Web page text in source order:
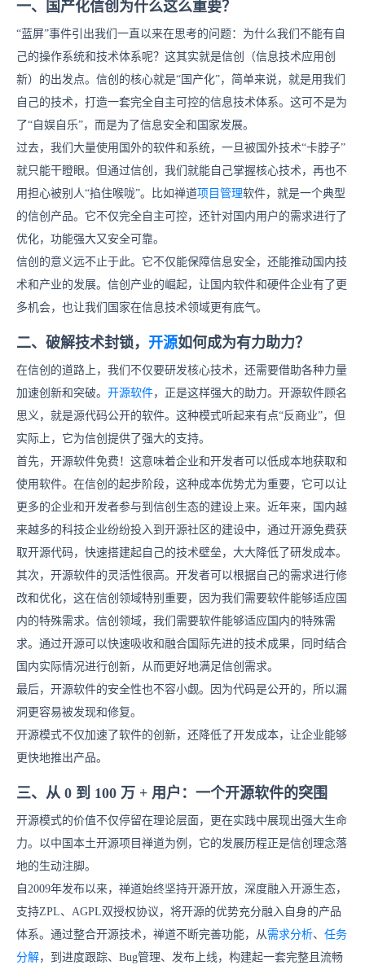
一、国产化信创为什么这么重要？
“蓝屏”事件引出我们一直以来在思考的问题：为什么我们不能有自
己的操作系统和技术体系呢？这其实就是信创（信息技术应用创
新）的出发点。信创的核心就是“国产化”，简单来说，就是用我们
自己的技术，打造一套完全自主可控的信息技术体系。这可不是为
了“自娱自乐”，而是为了信息安全和国家发展。
过去，我们大量使用国外的软件和系统，一旦被国外技术“卡脖子”
就只能干瞪眼。但通过信创，我们就能自己掌握核心技术，再也不
用担心被别人“掐住喉咙”。比如禅道项目管理软件， 就是一个典型
的信创产品。它不仅完全自主可控，还针对国内用户的需求进行了
优化，功能强大又安全可靠。
信创的意义远不止于此。它不仅能保障信息安全，还能推动国内技
术和产业的发展。信创产业的崛起，让国内软件和硬件企业有了更
多机会，也让我们国家在信息技术领域更有底气。
二、破解技术封锁， 开源如何成为有力助力？
在信创的道路上，我们不仅要研发核心技术，还需要借助各种力量
加速创新和突破。 开源软件，正是这样强大的助力。 开源软件顾名
思义，就是源代码公开的软件。这种模式听起来有点“反商业”，但
实际上，它为信创提供了强大的支持。
首先，开源软件免费！这意味着企业和开发者可以低成本地获取和
使用软件。在信创的起步阶段，这种成本优势尤为重要，它可以让
更多的企业和开发者参与到信创生态的建设上来。近年来，国内越
来越多的科技企业纷纷投入到开源社区的建设中，通过开源免费获
取开源代码，快速搭建起自己的技术壁垒，大大降低了研发成本。
其次，开源软件的灵活性很高。开发者可以根据自己的需求进行修
改和优化，这在信创领域特别重要，因为我们需要软件能够适应国
内的特殊需求。信创领域，我们需要软件能够适应国内的特殊需
求。通过开源可以快速吸收和融合国际先进的技术成果，同时结合
国内实际情况进行创新，从而更好地满足信创需求。
最后，开源软件的安全性也不容小觑。因为代码是公开的，所以漏
洞更容易被发现和修复。
开源模式不仅加速了软件的创新，还降低了开发成本，让企业能够
更快地推出产品。
三、 从 0 到 100 万 + 用户：一个开源软件的突围
开源模式的价值不仅停留在理论层面，更在实践中展现出强大生命
力。以中国本土开源项目禅道为例，它的发展历程正是信创理念落
地的生动注脚。
自2009年发布以来，禅道始终坚持开源开放，深度融入开源生态，
支持ZPL、AGPL双授权协议，将开源的优势充分融入自身的产品
体系。通过整合开源技术，禅道不断完善功能，从 需求分析、 任务
分解，到进度跟踪、Bug管理、发布上线，构建起一套完整且流畅